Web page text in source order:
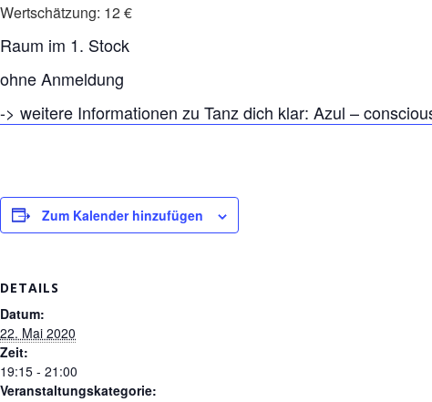
Wertschätzung: 12 €
Raum im 1. Stock
ohne Anmeldung
-> weitere Informationen zu Tanz dich klar: Azul –
Zum Kalender hinzufügen
DETAILS
Datum:
22. Mai 2020
Zeit:
19:15 - 21:00
Veranstaltungskategorie: